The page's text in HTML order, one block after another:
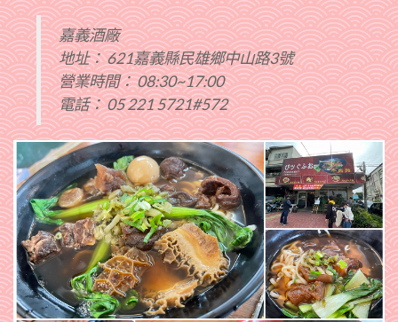
嘉義酒廠
地址： 621嘉義縣民雄鄉中山路3號
營業時間： 08:30~17:00
電話： 05 221 5721#572